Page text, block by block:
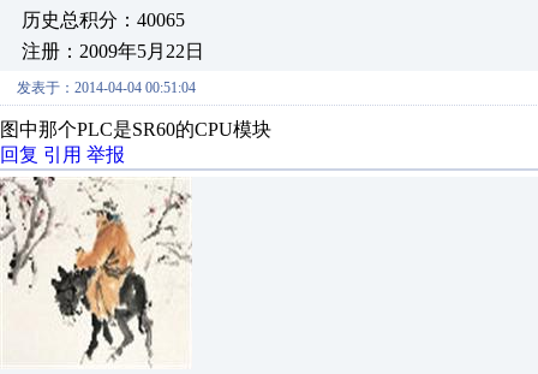
历史总积分：40065
注册：2009年5月22日
发表于：2014-04-04 00:51:04
图中那个PLC是SR60的CPU模块
回复 引用 举报